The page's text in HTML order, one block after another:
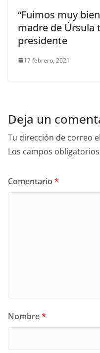
“Fuimos muy
madre de Úrsula
presidente
17 febrero, 2021
Deja un
Tu dirección de correo
Los campos
Comentario *
Nombre*